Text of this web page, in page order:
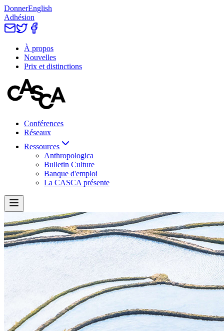
DonnerEnglish
Adhésion
À propos
Nouvelles
Prix et distinctions
Conférences
Réseaux
Ressources
Anthropologica
Bulletin Culture
Banque d'emploi
La CASCA présente